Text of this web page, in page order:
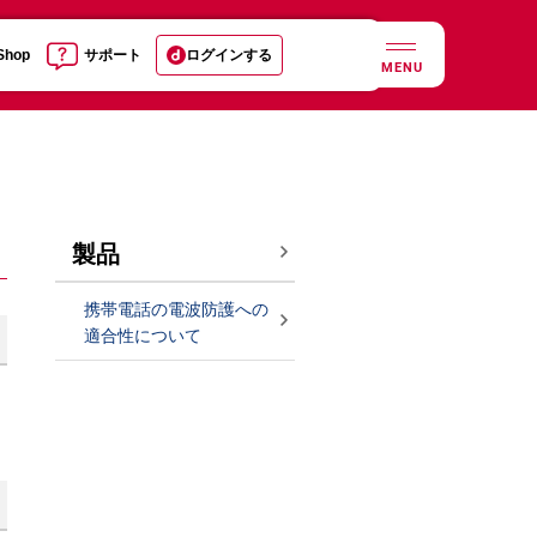
サポート ログインする
MENU
製品
携帯電話の電波防護への
適合性について